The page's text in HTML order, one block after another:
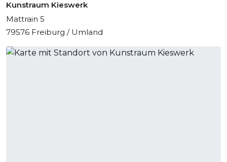
Kunstraum Kieswerk
Mattrain 5
79576 Freiburg / Umland